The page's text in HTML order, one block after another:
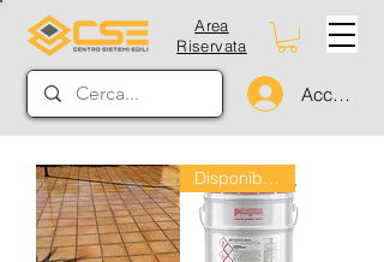
Area
Riservata
Accedi
Disponibile dal 24/08